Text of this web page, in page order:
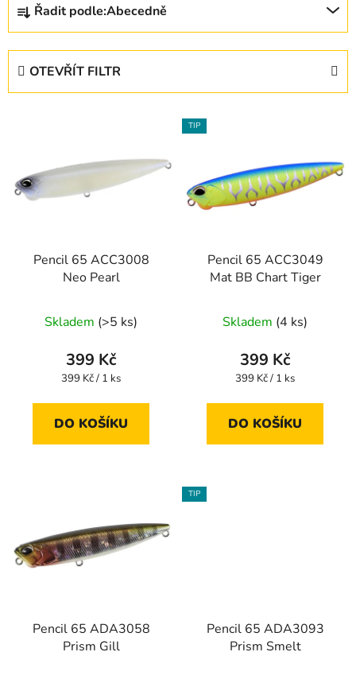
z
d
Řadit podle:Abecedně
OTEVŘÍT FILTR
s
Pencil 65 ACC3008
Neo Pearl
Skladem (>5 ks)
399 Kč
Měrná
399 Kč / 1 ks
DO KOŠÍKU
TIP
Pencil 65 ACC3049
Mat BB Chart Tiger
Skladem (4 ks)
399 Kč
Měrná
399 Kč / 1 ks
DO KOŠÍKU
Pencil 65 ADA3058
Prism Gill
TIP
Pencil 65 ADA3093
Prism Smelt